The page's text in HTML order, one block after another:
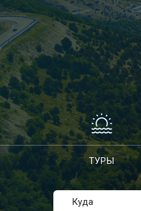
ТУРЫ
Куда